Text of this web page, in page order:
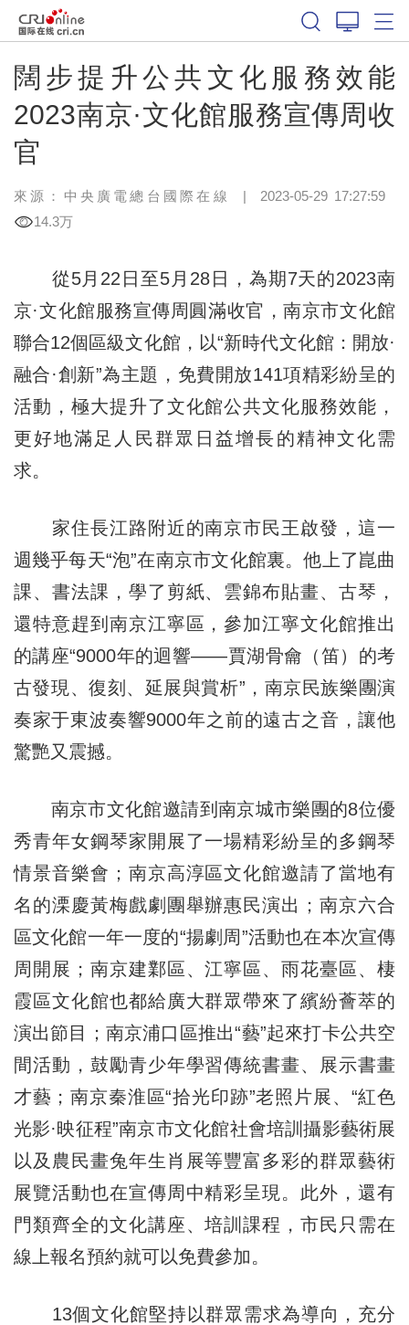
闊步提升公共文化服務效能
2023南京·文化館服務宣傳周收
官
來源：中央廣電總台國際在線 | 2023-05-29 17:27:59
14.3万
從5月22日至5月28日，為期7天的2023南
京·文化館服務宣傳周圓滿收官，南京市文化館
聯合12個區級文化館，以“新時代文化館：開放·
融合·創新”為主題，免費開放141項精彩紛呈的
活動，極大提升了文化館公共文化服務效能，
更好地滿足人民群眾日益增長的精神文化需
求。
家住長江路附近的南京市民王啟發，這一
週幾乎每天“泡”在南京市文化館裏。他上了崑曲
課、書法課，學了剪紙、雲錦布貼畫、古琴，
還特意趕到南京江寧區，參加江寧文化館推出
的講座“9000年的迴響——賈湖骨龠（笛）的考
古發現、復刻、延展與賞析”，南京民族樂團演
奏家于東波奏響9000年之前的遠古之音，讓他
驚艷又震撼。
南京市文化館邀請到南京城市樂團的8位優
秀青年女鋼琴家開展了一場精彩紛呈的多鋼琴
情景音樂會；南京高淳區文化館邀請了當地有
名的溧慶黃梅戲劇團舉辦惠民演出；南京六合
區文化館一年一度的“揚劇周”活動也在本次宣傳
周開展；南京建鄴區、江寧區、雨花臺區、棲
霞區文化館也都給廣大群眾帶來了繽紛薈萃的
演出節目；南京浦口區推出“藝”起來打卡公共空
間活動，鼓勵青少年學習傳統書畫、展示書畫
才藝；南京秦淮區“拾光印跡”老照片展、“紅色
光影·映征程”南京市文化館社會培訓攝影藝術展
以及農民畫兔年生肖展等豐富多彩的群眾藝術
展覽活動也在宣傳周中精彩呈現。此外，還有
門類齊全的文化講座、培訓課程，市民只需在
線上報名預約就可以免費參加。
13個文化館堅持以群眾需求為導向，充分